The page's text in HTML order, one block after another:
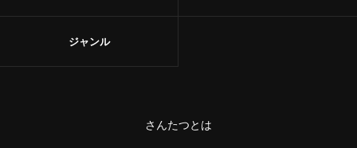
ジャンル
さんたつとは